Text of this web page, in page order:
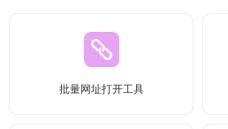
批量网址打开工具